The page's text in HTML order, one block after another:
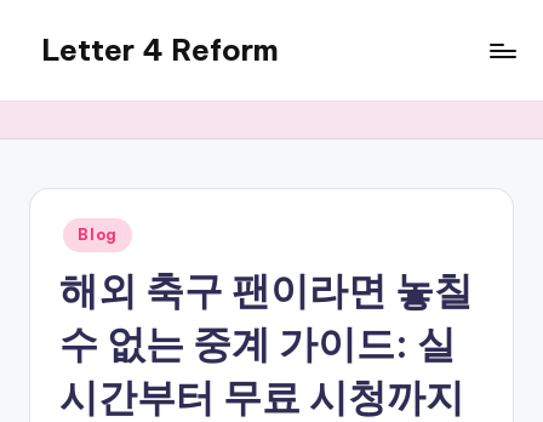
content
Letter 4 Reform
revealing
topics
Posted
in
Blog
해외 축구 팬이라면 놓칠
수 없는 중계 가이드: 실
시간부터 무료 시청까지